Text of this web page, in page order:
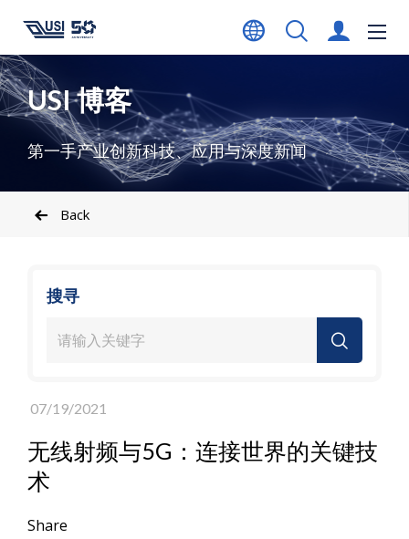
USI 博客
第一手产业创新科技、应用与深度新闻
Back
搜寻
07/19/2021
无线射频与5G：连接世界的关键技
术
Share